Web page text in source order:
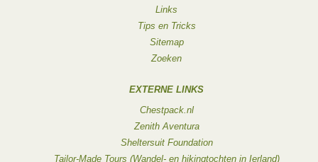
Links
Tips en Tricks
Sitemap
Zoeken
EXTERNE LINKS
Chestpack.nl
Zenith Aventura
Sheltersuit Foundation
Tailor-Made Tours (Wandel- en hikingtochten in Ierland)